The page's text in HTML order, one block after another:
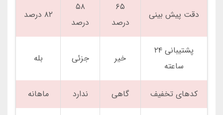
دقت پیش بینی
۶۵
درصد
۵۸
درصد
۸۲ درصد
پشتیبانی ۲۴
ساعته
خیر جزئی بله
کدهای تخفیف گاهی ندارد ماهانه